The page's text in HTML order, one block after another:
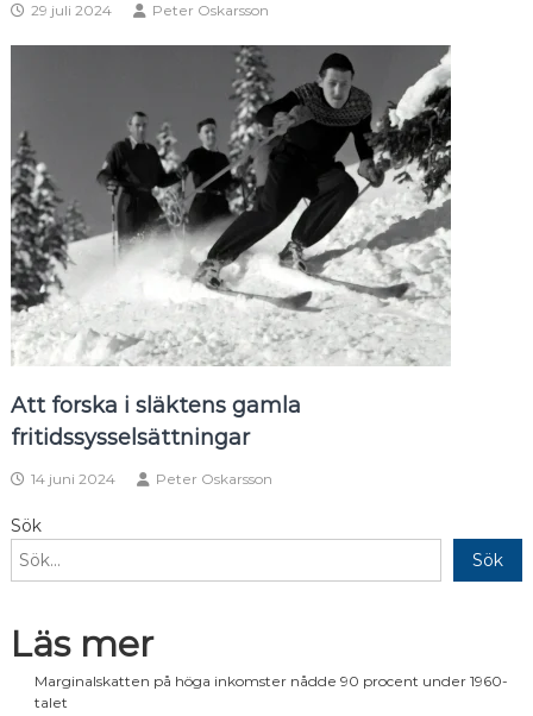
29 juli 2024 Peter Oskarsson
Att forska i släktens gamla
fritidssysselsättningar
14 juni 2024 Peter Oskarsson
Sök
Sök
Läs mer
Marginalskatten på höga inkomster nådde 90 procent under 1960-
talet